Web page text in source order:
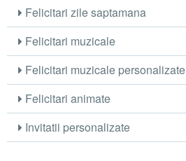
Felicitari zile saptamana
Felicitari muzicale
Felicitari muzicale personalizate
Felicitari animate
Invitatii personalizate